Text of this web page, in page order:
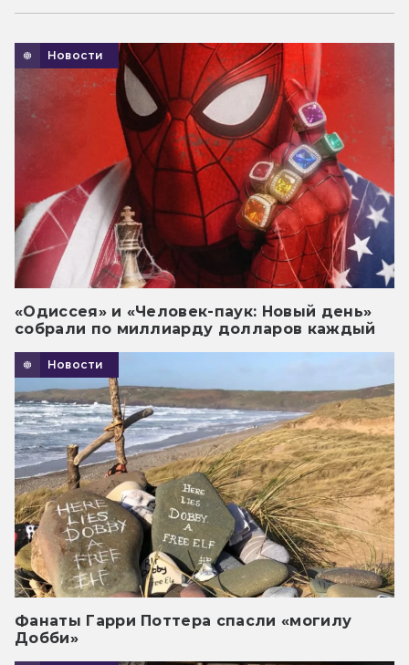
Новости
«Одиссея» и «Человек-паук: Новый день»
собрали по миллиарду долларов каждый
Новости
Фанаты Гарри Поттера спасли «могилу
Добби»